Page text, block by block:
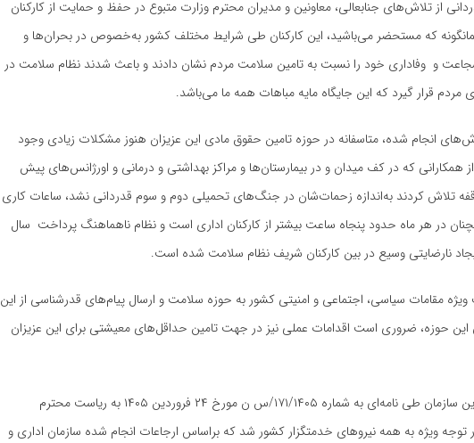
از تلاش‌های جنابعالی‌، معاونین و مدیران محترم وزارت متبوع در حفظ و حمایت از کارکنان
که مستحضر می‌باشید، این کارکنان طی شرایط مختلف کشور به‌خصوص در بحران‌ها و
و وفاداری خود را نسبت به تامین سلامت مردم نشان دادند و باعث شدند نظام سلامت در
قرار گیرد که این جایگاه مایه مباهات همه ما می‌باشد.
انجام شده، متاسفانه در حوزه تامین حقوق مادی این عزیزان هنوز مشکلات زیادی وجود
همکارانی که در کف میدان و در بیمارستان‌ها و مراکز بهداشتی و درمانی و اورژانس‌های پیش
تلاش کردند به‌اندازه زحمات‌شان در جنگ‌های تحمیلی دوم و سوم قدردانی نشد، ساعات کاری
در هر ماه حدود پنجاه ساعت بیشتر از کارکنان اداری است و نظام ناهماهنگ پرداخت سال
.
ویژه مقامات سیاسی، اجتماعی و امنیتی کشور به حوزه سلامت و ارسال پیام‌های قدرشناسی از این
این حوزه، ضروری است اقدامات عملی نیز در جهت تامین حداقل‌های معیشتی برای این عزیزان
در همین زمینه این سازمان طی نامه‌ای به شماره ۱۷۱/۱۴۰۵/س ن مورخ ۲۴ فروردین ۱۴۰۵ به ریاست محترم
توجه ویژه به همه نیروهای خدمتگزار کشور شد که براساس ارجاعات انجام شده سازمان اداری و